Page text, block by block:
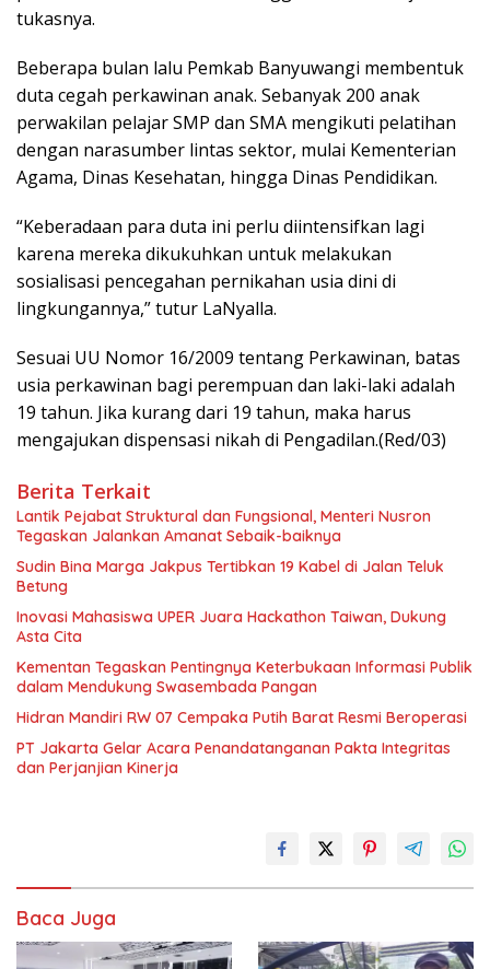
tukasnya.
Beberapa bulan lalu Pemkab Banyuwangi membentuk
duta cegah perkawinan anak. Sebanyak 200 anak
perwakilan pelajar SMP dan SMA mengikuti pelatihan
dengan narasumber lintas sektor, mulai Kementerian
Agama, Dinas Kesehatan, hingga Dinas Pendidikan.
“Keberadaan para duta ini perlu diintensifkan lagi
karena mereka dikukuhkan untuk melakukan
sosialisasi pencegahan pernikahan usia dini di
lingkungannya,” tutur LaNyalla.
Sesuai UU Nomor 16/2009 tentang Perkawinan, batas
usia perkawinan bagi perempuan dan laki-laki adalah
19 tahun. Jika kurang dari 19 tahun, maka harus
mengajukan dispensasi nikah di Pengadilan.(Red/03)
Berita Terkait
Lantik Pejabat Struktural dan Fungsional, Menteri Nusron
Tegaskan Jalankan Amanat Sebaik-baiknya
Sudin Bina Marga Jakpus Tertibkan 19 Kabel di Jalan Teluk
Betung
Inovasi Mahasiswa UPER Juara Hackathon Taiwan, Dukung
Asta Cita
Kementan Tegaskan Pentingnya Keterbukaan Informasi Publik
dalam Mendukung Swasembada Pangan
Hidran Mandiri RW 07 Cempaka Putih Barat Resmi Beroperasi
PT Jakarta Gelar Acara Penandatanganan Pakta Integritas
dan Perjanjian Kinerja
Baca Juga